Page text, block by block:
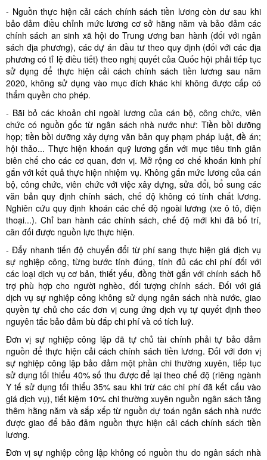
- Nguồn thực hiện cải cách chính sách tiền lương còn dư sau khi
bảo đảm điều chỉnh mức lương cơ sở hằng năm và bảo đảm các
chính sách an sinh xã hội do Trung ương ban hành (đối với ngân
sách địa phương), các dự án đầu tư theo quy định (đối với các địa
phương có tỉ lệ điều tiết) theo nghị quyết của Quốc hội phải tiếp tục
sử dụng để thực hiện cải cách chính sách tiền lương sau năm
2020, không sử dụng vào mục đích khác khi không được cấp có
thẩm quyền cho phép.
- Bãi bỏ các khoản chi ngoài lương của cán bộ, công chức, viên
chức có nguồn gốc từ ngân sách nhà nước như: Tiền bồi dưỡng
họp; tiền bồi dưỡng xây dựng văn bản quy phạm pháp luật, đề án;
hội thảo... Thực hiện khoán quỹ lương gắn với mục tiêu tinh giản
biên chế cho các cơ quan, đơn vị. Mở rộng cơ chế khoán kinh phí
gắn với kết quả thực hiện nhiệm vụ. Không gắn mức lương của cán
bộ, công chức, viên chức với việc xây dựng, sửa đổi, bổ sung các
văn bản quy định chính sách, chế độ không có tính chất lương.
Nghiên cứu quy định khoán các chế độ ngoài lương (xe ô tô, điện
thoại...). Chỉ ban hành các chính sách, chế độ mới khi đã bố trí,
cân đối được nguồn lực thực hiện.
- Đẩy nhanh tiến độ chuyển đổi từ phí sang thực hiện giá dịch vụ
sự nghiệp công, từng bước tính đúng, tính đủ các chi phí đối với
các loại dịch vụ cơ bản, thiết yếu, đồng thời gắn với chính sách hỗ
trợ phù hợp cho người nghèo, đối tượng chính sách. Đối với giá
dịch vụ sự nghiệp công không sử dụng ngân sách nhà nước, giao
quyền tự chủ cho các đơn vị cung ứng dịch vụ tự quyết định theo
nguyên tắc bảo đảm bù đắp chi phí và có tích luỹ.
Đơn vị sự nghiệp công lập đã tự chủ tài chính phải tự bảo đảm
nguồn để thực hiện cải cách chính sách tiền lương. Đối với đơn vị
sự nghiệp công lập bảo đảm một phần chi thường xuyên, tiếp tục
sử dụng tối thiểu 40% số thu được để lại theo chế độ (riêng ngành
Y tế sử dụng tối thiểu 35% sau khi trừ các chi phí đã kết cấu vào
giá dịch vụ), tiết kiệm 10% chi thường xuyên nguồn ngân sách tăng
thêm hằng năm và sắp xếp từ nguồn dự toán ngân sách nhà nước
được giao để bảo đảm nguồn thực hiện cải cách chính sách tiền
lương.
Đơn vị sự nghiệp công lập không có nguồn thu do ngân sách nhà